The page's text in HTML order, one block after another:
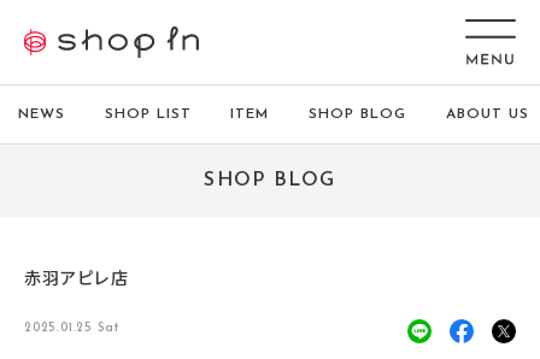
NEWS SHOP LIST ITEM SHOP BLOG ABOUT US
SHOP BLOG
赤羽アピレ店
2025.01.25 Sat